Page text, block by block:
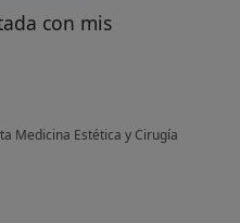
con mis
Medicina Estética y Cirugía